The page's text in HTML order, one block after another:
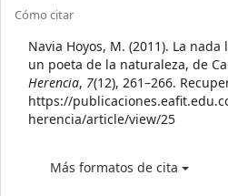
Article
Details
Cómo citar
Navia Hoyos, M. (2011). La
un poeta de la naturaleza, de
Herencia, 7(12), 261–266.
https://
herencia/article/view/25
Más formatos de cita